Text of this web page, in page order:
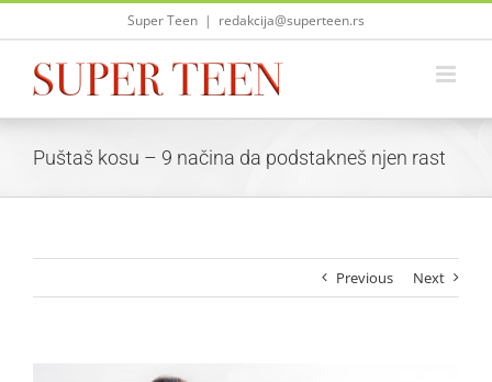
Skip
Super Teen | redakcija@superteen.rs
Puštaš kosu – 9 načina da podstakneš njen rast
Previous Next